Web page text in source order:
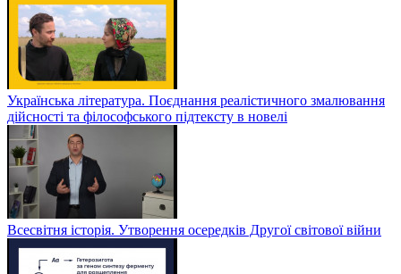
Українська література. Поєднання реалістичного змалювання
дійсності та філософського підтексту в новелі
Всесвітня історія. Утворення осередків Другої світової війни